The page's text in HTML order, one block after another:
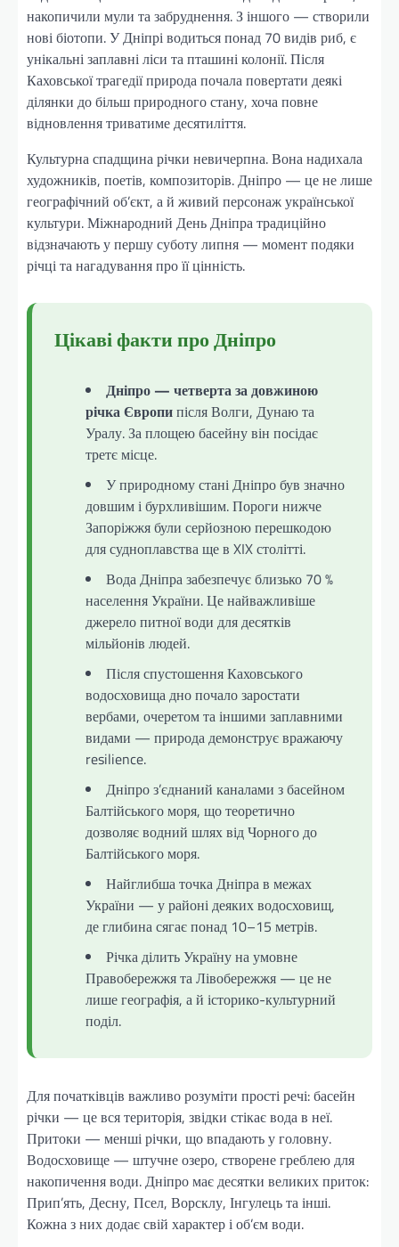
накопичили мули та забруднення. З іншого — створили
нові біотопи. У Дніпрі водиться понад 70 видів риб, є
унікальні заплавні ліси та пташині колонії. Після
Каховської трагедії природа почала повертати деякі
ділянки до більш природного стану, хоча повне
відновлення триватиме десятиліття.
Культурна спадщина річки невичерпна. Вона надихала
художників, поетів, композиторів. Дніпро — це не лише
географічний об’єкт, а й живий персонаж української
культури. Міжнародний День Дніпра традиційно
відзначають у першу суботу липня — момент подяки
річці та нагадування про її цінність.
Цікаві факти про Дніпро
Дніпро — четверта за довжиною
річка Європипісля Волги, Дунаю та
Уралу. За площею басейну він посідає
третє місце.
У природному стані Дніпро був значно
довшим і бурхливішим. Пороги нижче
Запоріжжя були серйозною перешкодою
для судноплавства ще в XIX столітті.
Вода Дніпра забезпечує близько 70 %
населення України. Це найважливіше
джерело питної води для десятків
мільйонів людей.
Після спустошення Каховського
водосховища дно почало заростати
вербами, очеретом та іншими заплавними
видами — природа демонструє вражаючу
resilience.
Дніпро з’єднаний каналами з басейном
Балтійського моря, що теоретично
дозволяє водний шлях від Чорного до
Балтійського моря.
Найглибша точка Дніпра в межах
України — у районі деяких водосховищ,
де глибина сягає понад 10–15 метрів.
Річка ділить Україну на умовне
Правобережжя та Лівобережжя — це не
лише географія, а й історико-культурний
поділ.
Для початківців важливо розуміти прості речі: басейн
річки — це вся територія, звідки стікає вода в неї.
Притоки — менші річки, що впадають у головну.
Водосховище — штучне озеро, створене греблею для
накопичення води. Дніпро має десятки великих приток:
Прип’ять, Десну, Псел, Ворсклу, Інгулець та інші.
Кожна з них додає свій характер і об’єм води.